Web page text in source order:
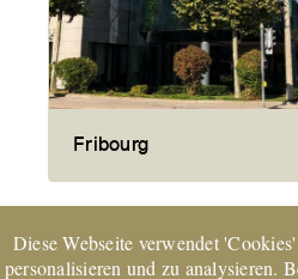
Fribourg
Diese Webseite verwendet
personalisieren und zu analysieren.